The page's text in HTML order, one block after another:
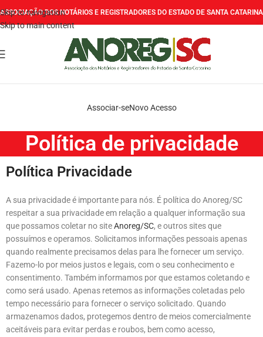
Skip to navigation
Skip to main content
ASSOCIAÇÃO DOS NOTÁRIOS E REGISTRADORES DO ESTADO DE SANTA CATARINA
Associar-seNovo Acesso
Política de privacidade
Política Privacidade
A sua privacidade é importante para nós. É política do Anoreg/SC
respeitar a sua privacidade em relação a qualquer informação sua
que possamos coletar no siteAnoreg/SC, e outros sites que
possuímos e operamos. Solicitamos informações pessoais apenas
quando realmente precisamos delas para lhe fornecer um serviço.
Fazemo-lo por meios justos e legais, com o seu conhecimento e
consentimento. Também informamos por que estamos coletando e
como será usado. Apenas retemos as informações coletadas pelo
tempo necessário para fornecer o serviço solicitado. Quando
armazenamos dados, protegemos dentro de meios comercialmente
aceitáveis para evitar perdas e roubos, bem como acesso,